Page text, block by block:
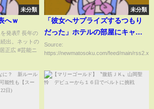
未分類
へｗ
発表⁉️ 長年の
出。ネットの
正広 #芸能ニ
未分類
「彼女へサプライズするつもり
だった」ホテルの部屋にキャン
ドル並べ火事に
Source:
https://newmatosoku.com/feed/main/